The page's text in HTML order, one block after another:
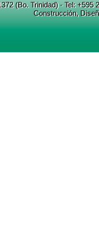
(Bo. Trinidad) - Tel:
Construcción,